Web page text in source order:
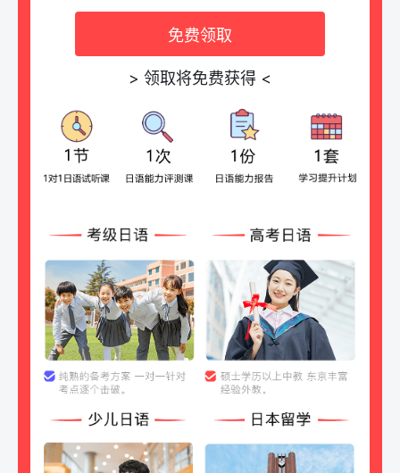
免费领取
> 领取将免费获得 <